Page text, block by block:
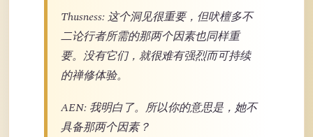
Thusness: 这个洞见很重要，但吠檀多不
二论行者所需的那两个因素也同样重
要。没有它们，就很难有强烈而可持续
的禅修体验。
AEN: 我明白了。所以你的意思是，她不
具备那两个因素？